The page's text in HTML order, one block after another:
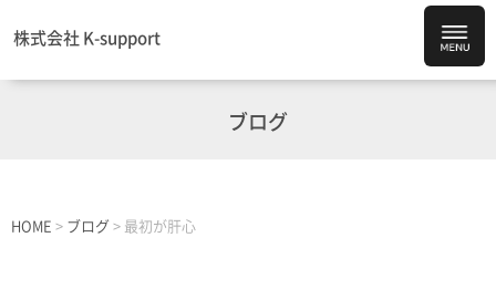
株式会社 K-support
ブログ
HOME > ブログ > 最初が肝心